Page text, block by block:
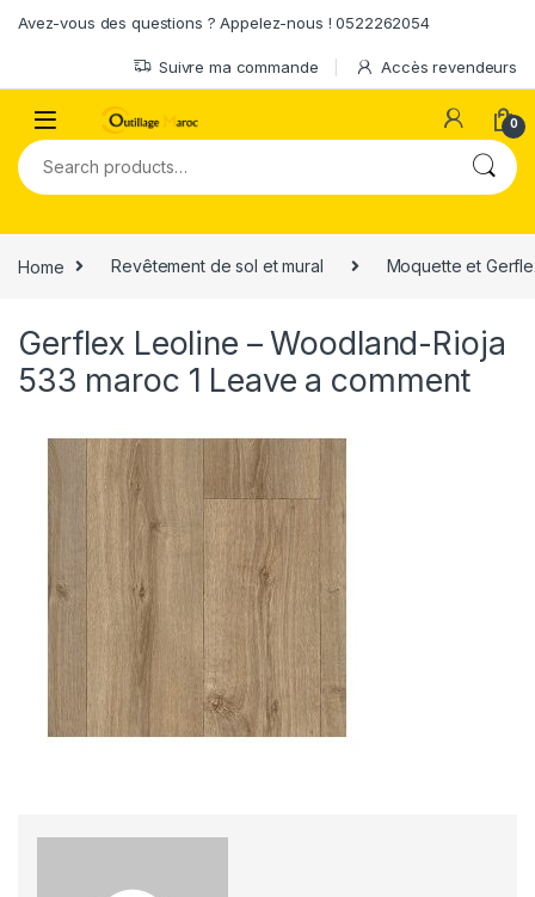
Avez-vous des questions ? Appelez-nous ! 0522262054
Suivre ma commande Accès revendeurs
0
Search for:
Home Revêtement de sol et mural Moquette et
Gerflex Leoline – Woodland-Rioja
533 maroc 1 Leave a comment